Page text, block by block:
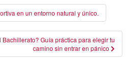
en un entorno natural y único.
Guía práctica para elegir tu
camino sin entrar en pánico